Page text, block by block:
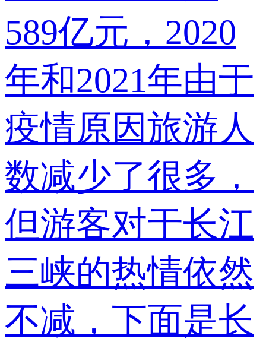
589亿元，2020
年和2021年由于
疫情原因旅游人
数减少了很多，
但游客对于长江
三峡的热情依然
不减，下面是长